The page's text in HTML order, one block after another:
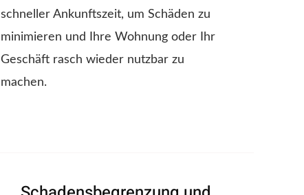
schneller Ankunftszeit, um Schäden zu
minimieren und Ihre Wohnung oder Ihr
Geschäft rasch wieder nutzbar zu
machen.